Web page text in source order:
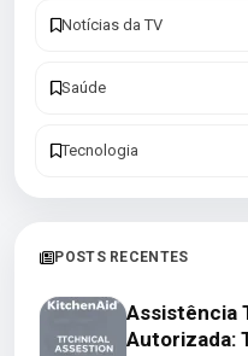
Notícias da TV
Saúde
Tecnologia
POSTS RECENTES
Assistência
Autorizada: